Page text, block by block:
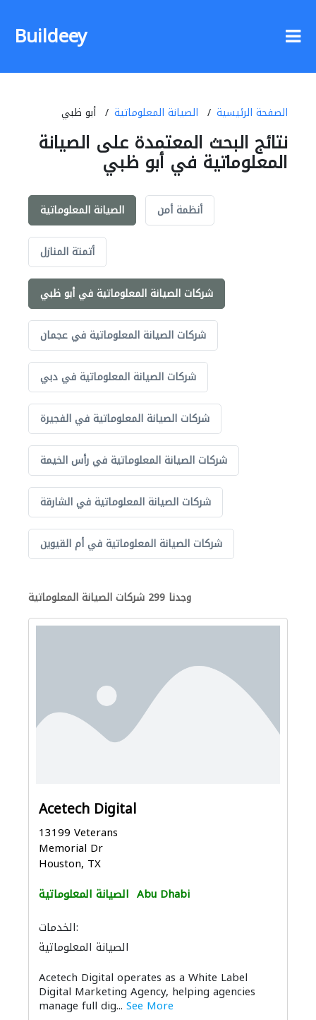
Buildeey
الصفحة الرئيسية الصيانة المعلوماتية أبو ظبي
نتائج البحث المعتمدة على الصيانة
المعلوماتية في أبو ظبي
الصيانة المعلوماتية أنظمة أمن
أتمتة المنازل
شركات الصيانة المعلوماتية في أبو ظبي
شركات الصيانة المعلوماتية في عجمان
شركات الصيانة المعلوماتية في دبي
شركات الصيانة المعلوماتية في الفجيرة
شركات الصيانة المعلوماتية في رأس الخيمة
شركات الصيانة المعلوماتية في الشارقة
شركات الصيانة المعلوماتية في أم القيوين
وجدنا 299 شركات الصيانة المعلوماتية
Acetech Digital
13199 Veterans
Memorial Dr
Houston, TX
الصيانة المعلوماتية Abu Dhabi
الخدمات:
الصيانة المعلوماتية
Acetech Digital operates as a White Label
Digital Marketing Agency, helping agencies
manage full dig... See More